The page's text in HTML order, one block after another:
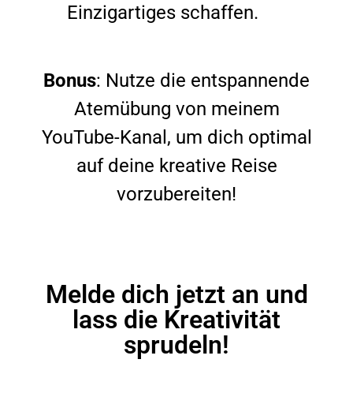
Einzigartiges schaffen.
Bonus: Nutze die entspannende
Atemübung von meinem
YouTube-Kanal, um dich optimal
auf deine kreative Reise
vorzubereiten!
Melde dich jetzt an und
lass die Kreativität
sprudeln!